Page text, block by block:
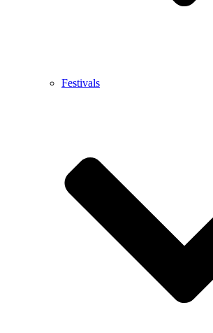
Festivals